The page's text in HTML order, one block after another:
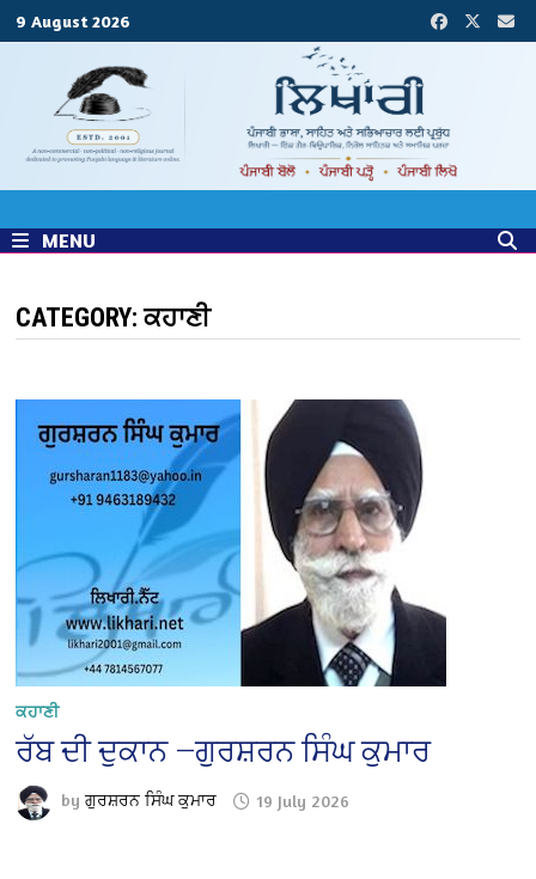
9 August 2026
MENU
CATEGORY:ਕਹਾਣੀ
ਕਹਾਣੀ
ਰੱਬ ਦੀ ਦੁਕਾਨ —ਗੁਰਸ਼ਰਨ ਸਿੰਘ ਕੁਮਾਰ
byਗੁਰਸ਼ਰਨ ਸਿੰਘ ਕੁਮਾਰ 19 July 2026